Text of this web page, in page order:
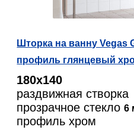
Шторка на ванну Vegas
профиль глянцевый
180х140
раздвижная створка
прозрачное стекло6
профиль хром